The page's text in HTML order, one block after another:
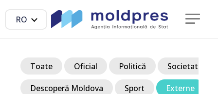
RO
Toate Oficial Politică Societate
Descoperă Moldova Sport Externe